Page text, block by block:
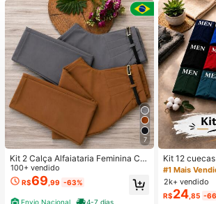
7
Kit 2 Calça Alfaiataria Feminina Co
m Cinto
100+ vendido
R$69 ,99 -63%
Envio Nacional 4-7 dias
Kit 12
Premium
u 4
#1 Mais
2k+ vendido
R$24 ,85 -